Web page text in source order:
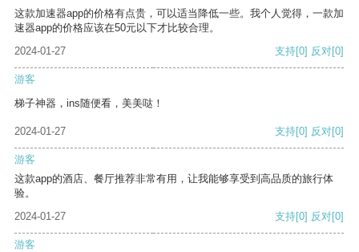
这款加速器app的价格有点贵，可以适当降低一些。我个人觉得，一款加
速器app的价格应该在50元以下才比较合理。
2024-01-27
支持[0] 反对[0]
游客
梯子神器，ins随便看，美美哒！
2024-01-27 支持[0] 反对[0]
游客
这款app的酒店、餐厅推荐非常有用，让我能够享受到高品质的旅行体
验。
2024-01-27
支持[0] 反对[0]
游客